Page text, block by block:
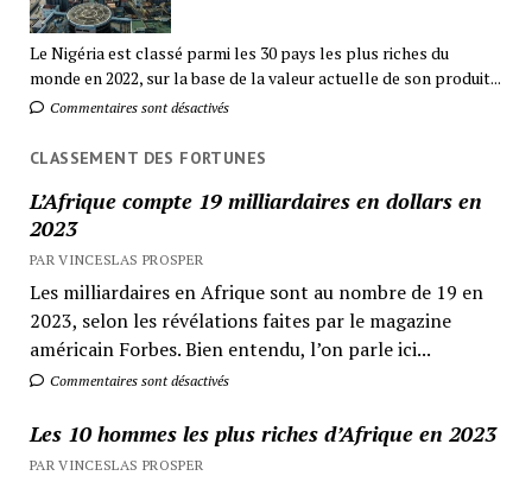
Le Nigéria est classé parmi les 30 pays les plus riches du
monde en 2022, sur la base de la valeur actuelle de son produit...
Commentaires sont désactivés
CLASSEMENT DES FORTUNES
L’Afrique compte 19 milliardaires en dollars en
2023
PAR VINCESLAS PROSPER
Les milliardaires en Afrique sont au nombre de 19 en
2023, selon les révélations faites par le magazine
américain Forbes. Bien entendu, l’on parle ici...
Commentaires sont désactivés
Les 10 hommes les plus riches d’Afrique en 2023
PAR VINCESLAS PROSPER